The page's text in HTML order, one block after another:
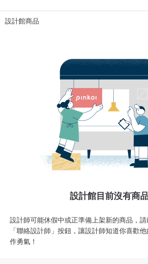
設計館商品
設計館目前沒有商
設計師可能休假中或正準備上架新的商品，
「聯絡設計師」按鈕，讓設計師知道你喜歡
作勇氣！